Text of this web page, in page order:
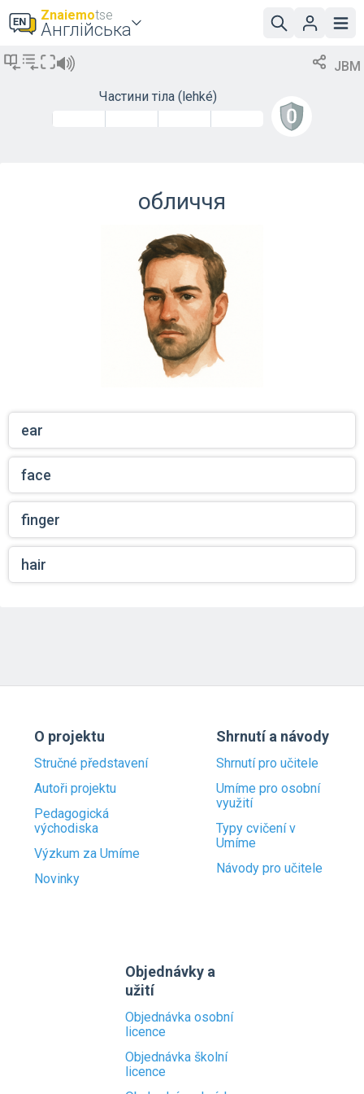
Znaiemotse
Англійська
JBM
Частини тіла (lehké)
обличчя
ear
face
finger
hair
O projektu
Stručné představení
Autoři projektu
Pedagogická
východiska
Výzkum za Umíme
Novinky
Shrnutí a návody
Shrnutí pro učitele
Umíme pro osobní
využití
Typy cvičení v
Umíme
Návody pro učitele
Objednávky a
užití
Objednávka osobní
licence
Objednávka školní
licence